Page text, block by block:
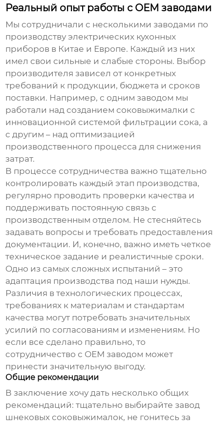
Реальный опыт работы с ОЕМ заводами
Мы сотрудничали с несколькимизаводами по
производству электрических кухонных
приборов в Китае и Европе. Каждый из них
имел свои сильные и слабые стороны. Выбор
производителя зависел от конкретных
требований к продукции, бюджета и сроков
поставки. Например, с однимзаводом мы
работали над созданием соковыжималки с
инновационной системой фильтрации сока, а
с другим – над оптимизацией
производственного процесса для снижения
затрат.
В процессе сотрудничества важно тщательно
контролировать каждый этап производства,
регулярно проводить проверки качества и
поддерживать постоянную связь с
производственным отделом. Не стесняйтесь
задавать вопросы и требовать предоставления
документации. И, конечно, важно иметь четкое
техническое задание и реалистичные сроки.
Одно из самых сложных испытаний – это
адаптация производства под наши нужды.
Различия в технологических процессах,
требованиях к материалам и стандартам
качества могут потребовать значительных
усилий по согласованиям и изменениям. Но
если все сделано правильно, то
сотрудничество с ОЕМ заводом может
принести значительную выгоду.
Общие рекомендации
В заключение хочу дать несколько общих
рекомендаций: тщательно выбирайтезавод
шнековых соковыжималок, не гонитесь за